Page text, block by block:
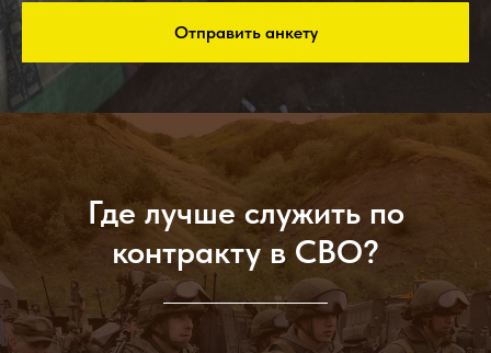
Отправить анкету
Где лучше служить по
контракту в СВО?